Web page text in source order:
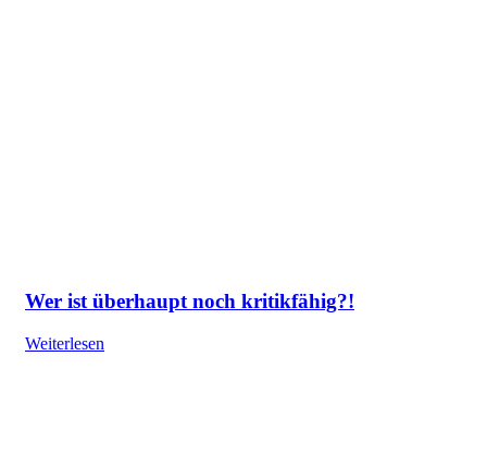
Wer ist überhaupt noch kritikfähig?!
Weiterlesen